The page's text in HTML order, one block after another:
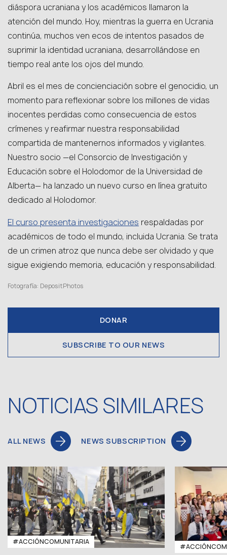
diáspora ucraniana y los académicos llamaron la
atención del mundo. Hoy, mientras la guerra en Ucrania
continúa, muchos ven ecos de intentos pasados de
suprimir la identidad ucraniana, desarrollándose en
tiempo real ante los ojos del mundo.
Abril es el mes de concienciación sobre el genocidio, un
momento para reflexionar sobre los millones de vidas
inocentes perdidas como consecuencia de estos
crímenes y reafirmar nuestra responsabilidad
compartida de mantenernos informados y vigilantes.
Nuestro socio —el Consorcio de Investigación y
Educación sobre el Holodomor de la Universidad de
Alberta— ha lanzado un nuevo curso en línea gratuito
dedicado al Holodomor.
El curso presenta investigaciones respaldadas por
académicos de todo el mundo, incluida Ucrania. Se trata
de un crimen atroz que nunca debe ser olvidado y que
sigue exigiendo memoria, educación y responsabilidad.
Fotografía: DepositPhotos
DONAR
SUBSCRIBE TO OUR NEWS
NOTICIAS SIMILARES
ALL NEWS NEWS SUBSCRIPTION
#ACCIÓNCOMUNITARIA